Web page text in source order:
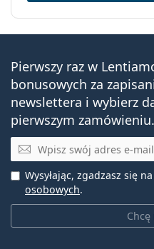
Pierwszy raz w
bonusowych za
newslettera i wybierz
pierwszym zamówieniu.
E-mail
Wysyłając, zgadzasz się na
osobowych.